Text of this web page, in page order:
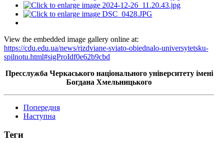
View the embedded image gallery online at:
https://cdu.edu.ua/news/rizdviane-sviato-obiednalo-universytetsku-
spilnotu.html#sigProIdf0e62b9cbd
Пресслужба Черкаського національного університету імені
Богдана Хмельницького
Попередня
Наступна
Теги